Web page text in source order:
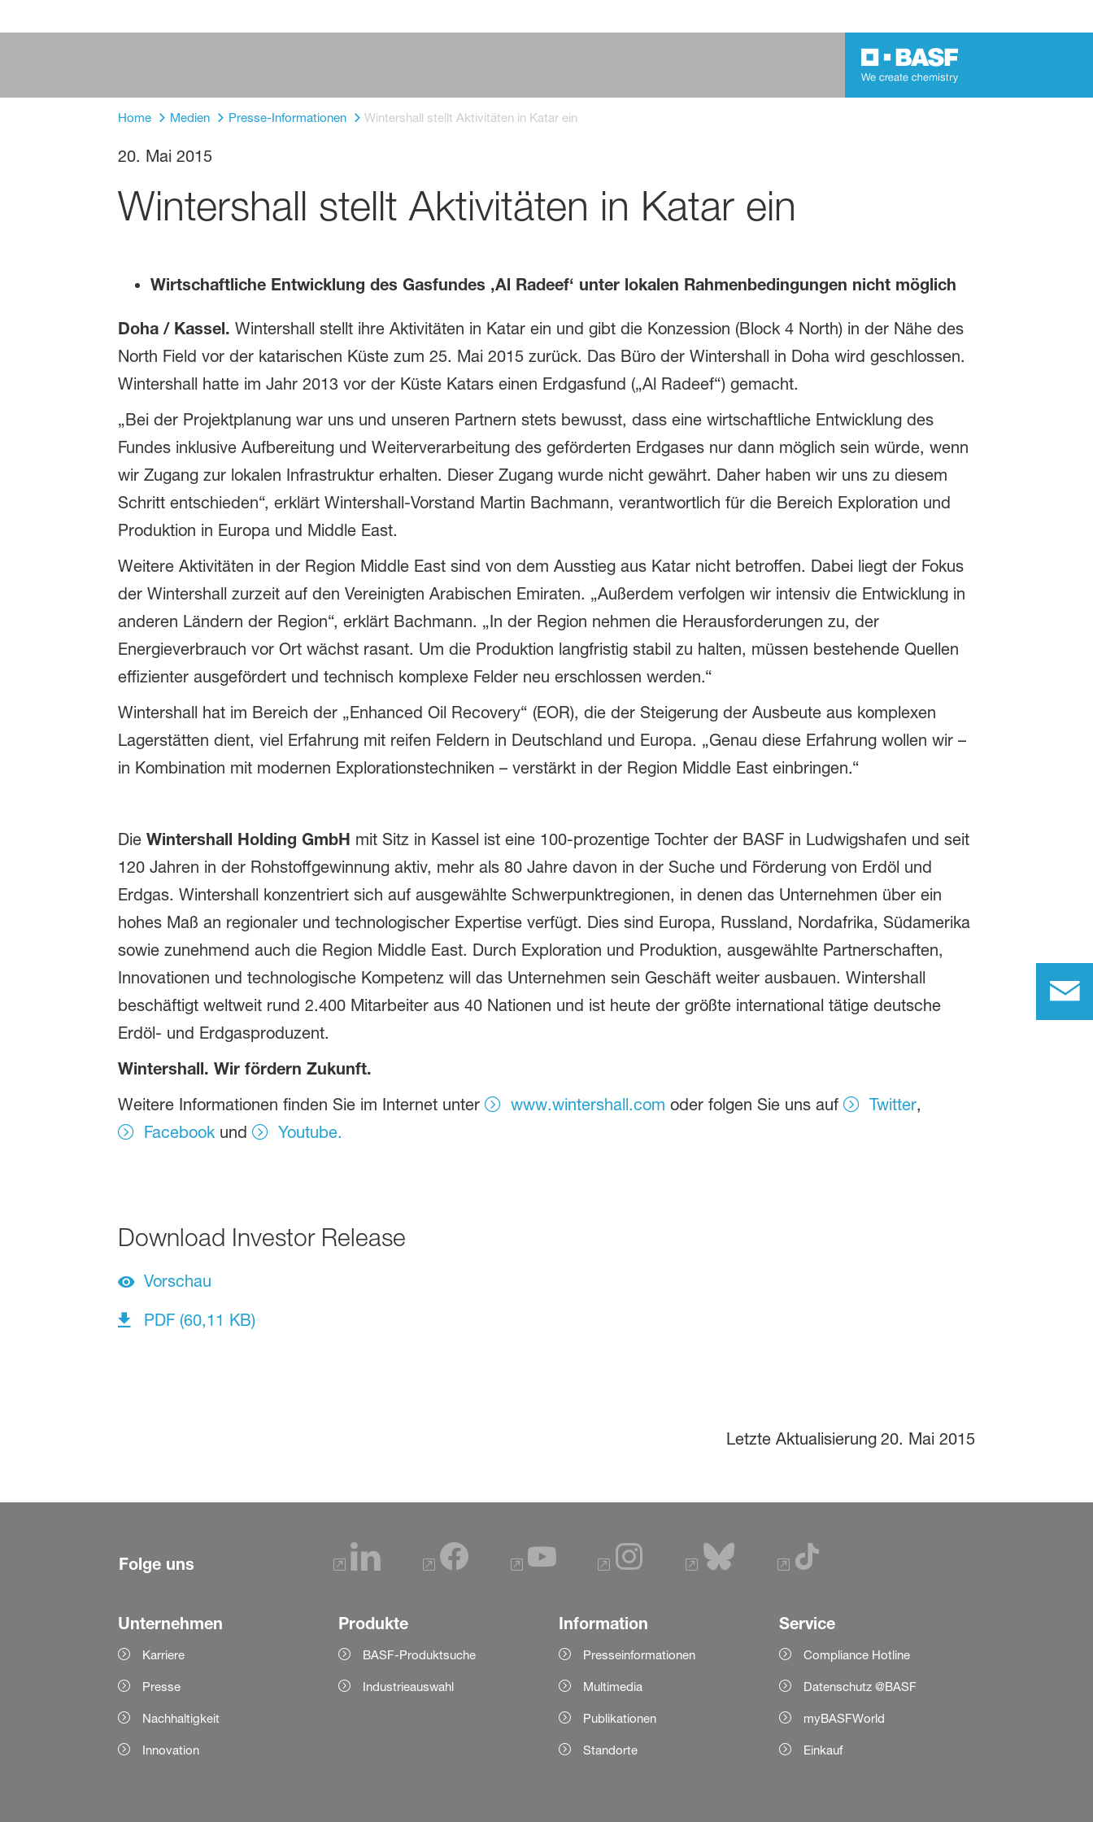
Home Medien Presse-Informationen Wintershall stellt Aktivitäten in Katar ein
20. Mai 2015
Wintershall stellt Aktivitäten in Katar ein
Wirtschaftliche Entwicklung des Gasfundes ‚Al Radeef‘ unter lokalen Rahmenbedingungen nicht möglich
Doha / Kassel. Wintershall stellt ihre Aktivitäten in Katar ein und gibt die Konzession (Block 4 North) in der Nähe des
North Field vor der katarischen Küste zum 25. Mai 2015 zurück. Das Büro der Wintershall in Doha wird geschlossen.
Wintershall hatte im Jahr 2013 vor der Küste Katars einen Erdgasfund („Al Radeef“) gemacht.
„Bei der Projektplanung war uns und unseren Partnern stets bewusst, dass eine wirtschaftliche Entwicklung des
Fundes inklusive Aufbereitung und Weiterverarbeitung des geförderten Erdgases nur dann möglich sein würde, wenn
wir Zugang zur lokalen Infrastruktur erhalten. Dieser Zugang wurde nicht gewährt. Daher haben wir uns zu diesem
Schritt entschieden“, erklärt Wintershall-Vorstand Martin Bachmann, verantwortlich für die Bereich Exploration und
Produktion in Europa und Middle East.
Weitere Aktivitäten in der Region Middle East sind von dem Ausstieg aus Katar nicht betroffen. Dabei liegt der Fokus
der Wintershall zurzeit auf den Vereinigten Arabischen Emiraten. „Außerdem verfolgen wir intensiv die Entwicklung in
anderen Ländern der Region“, erklärt Bachmann. „In der Region nehmen die Herausforderungen zu, der
Energieverbrauch vor Ort wächst rasant. Um die Produktion langfristig stabil zu halten, müssen bestehende Quellen
effizienter ausgefördert und technisch komplexe Felder neu erschlossen werden.“
Wintershall hat im Bereich der „Enhanced Oil Recovery“ (EOR), die der Steigerung der Ausbeute aus komplexen
Lagerstätten dient, viel Erfahrung mit reifen Feldern in Deutschland und Europa. „Genau diese Erfahrung wollen wir –
in Kombination mit modernen Explorationstechniken – verstärkt in der Region Middle East einbringen.“
Die Wintershall Holding GmbH mit Sitz in Kassel ist eine 100-prozentige Tochter der BASF in Ludwigshafen und seit
120 Jahren in der Rohstoffgewinnung aktiv, mehr als 80 Jahre davon in der Suche und Förderung von Erdöl und
Erdgas. Wintershall konzentriert sich auf ausgewählte Schwerpunktregionen, in denen das Unternehmen über ein
hohes Maß an regionaler und technologischer Expertise verfügt. Dies sind Europa, Russland, Nordafrika, Südamerika
sowie zunehmend auch die Region Middle East. Durch Exploration und Produktion, ausgewählte Partnerschaften,
Innovationen und technologische Kompetenz will das Unternehmen sein Geschäft weiter ausbauen. Wintershall
beschäftigt weltweit rund 2.400 Mitarbeiter aus 40 Nationen und ist heute der größte international tätige deutsche
Erdöl- und Erdgasproduzent.
Wintershall. Wir fördern Zukunft.
Weitere Informationen finden Sie im Internet unter www.wintershall.com oder folgen Sie uns auf Twitter,
Facebookund Youtube.
Download Investor Release
Vorschau
PDF (60,11 KB)
Letzte Aktualisierung 20. Mai 2015
Folge uns
Unternehmen
Karriere
Presse
Nachhaltigkeit
Innovation
Produkte
BASF-Produktsuche
Industrieauswahl
Information
Presseinformationen
Multimedia
Publikationen
Standorte
Service
Compliance Hotline
Datenschutz @BASF
myBASFWorld
Einkauf